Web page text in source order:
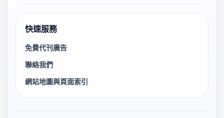
快速服務
免費代刊廣告
聯絡我們
網站地圖與頁面索引